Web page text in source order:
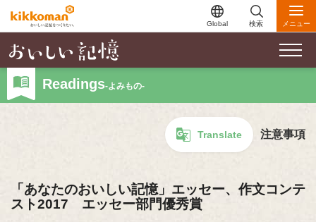
Global 検索 メニュー
Readings-よみもの-
Translate 注意事項
「あなたのおいしい記憶」エッセー、作文コンテ
スト2017 エッセー部門優秀賞